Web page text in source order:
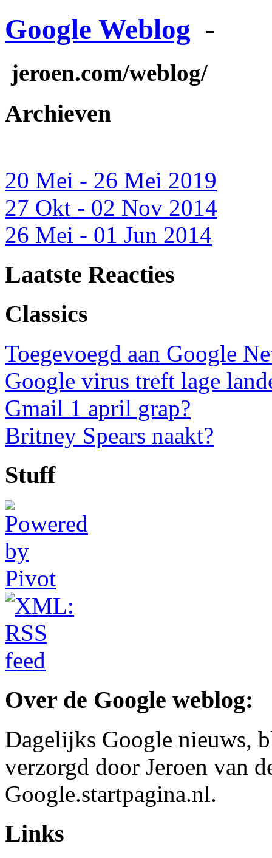
Google Weblog -
jeroen.com/weblog/
Archieven
20 Mei - 26 Mei 2019
27 Okt - 02 Nov 2014
26 Mei - 01 Jun 2014
Laatste Reacties
Classics
Toegevoegd aan Google
Google virus treft lage
Gmail 1 april grap?
Britney Spears naakt?
Stuff
Over de Google weblog:
Dagelijks Google nieuws,
verzorgd door Jeroen van
Google.startpagina.nl.
Links